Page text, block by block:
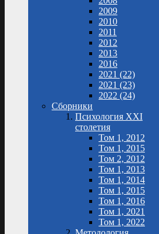
2009
2010
2011
2012
2013
2016
2021 (22)
2021 (23)
2022 (24)
Сборники
Психология XXI
столетия
Том 1, 2012
Том 1, 2015
Том 2, 2012
Том 1, 2013
Том 1, 2014
Том 1, 2015
Том 1, 2016
Том 1, 2021
Том 1, 2022